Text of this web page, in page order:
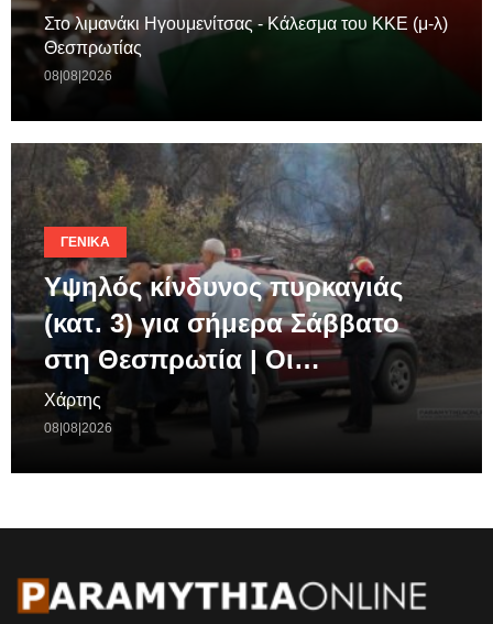
Στο λιμανάκι Ηγουμενίτσας - Κάλεσμα του ΚΚΕ (μ-λ)
Θεσπρωτίας
08|08|2026
ΓΕΝΙΚΆ
Υψηλός κίνδυνος πυρκαγιάς
(κατ. 3) για σήμερα Σάββατο
στη Θεσπρωτία | Οι…
Χάρτης
08|08|2026